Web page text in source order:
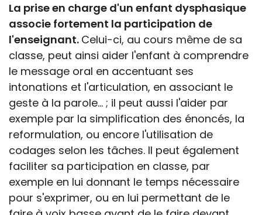
La prise en charge d'un enfant dysphasique
associe fortement la participation de
l'enseignant. Celui-ci, au cours même de sa
classe, peut ainsi aider l'enfant à comprendre
le message oral en accentuant ses
intonations et l'articulation, en associant le
geste à la parole... ; il peut aussi l'aider par
exemple par la simplification des énoncés, la
reformulation, ou encore l'utilisation de
codages selon les tâches. Il peut également
faciliter sa participation en classe, par
exemple en lui donnant le temps nécessaire
pour s'exprimer, ou en lui permettant de le